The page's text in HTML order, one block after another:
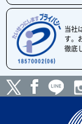
当社
す。
徹底